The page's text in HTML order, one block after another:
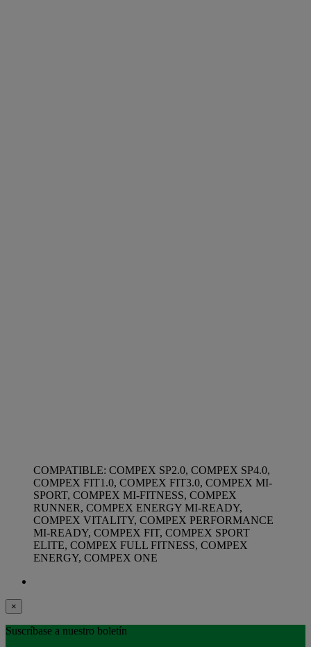
COMPATIBLE: COMPEX SP2.0, COMPEX SP4.0,
COMPEX FIT1.0, COMPEX FIT3.0, COMPEX MI-
SPORT, COMPEX MI-FITNESS, COMPEX
RUNNER, COMPEX ENERGY MI-READY,
COMPEX VITALITY, COMPEX PERFORMANCE
MI-READY, COMPEX FIT, COMPEX SPORT
ELITE, COMPEX FULL FITNESS, COMPEX
ENERGY, COMPEX ONE
×
Suscríbase a nuestro boletín